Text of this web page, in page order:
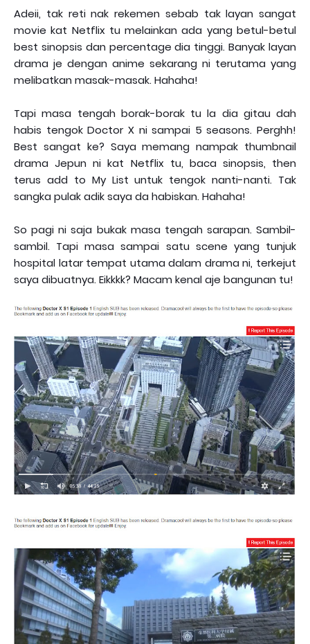
Adeii, tak reti nak rekemen sebab tak layan sangat
movie kat Netflix tu melainkan ada yang betul-betul
best sinopsis dan percentage dia tinggi. Banyak layan
drama je dengan anime sekarang ni terutama yang
melibatkan masak-masak. Hahaha!
Tapi masa tengah borak-borak tu la dia gitau dah
habis tengok Doctor X ni sampai 5 seasons. Perghh!
Best sangat ke? Saya memang nampak thumbnail
drama Jepun ni kat Netflix tu, baca sinopsis, then
terus add to My List untuk tengok nanti-nanti. Tak
sangka pulak adik saya da habiskan. Hahaha!
So pagi ni saja bukak masa tengah sarapan. Sambil-
sambil. Tapi masa sampai satu scene yang tunjuk
hospital latar tempat utama dalam drama ni, terkejut
saya dibuatnya. Eikkkk? Macam kenal aje bangunan tu!